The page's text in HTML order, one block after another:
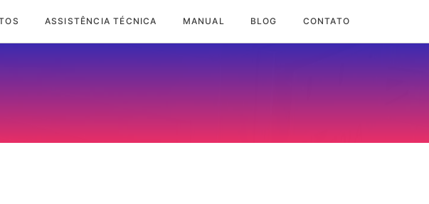
ASSISTÊNCIA TÉCNICA MANUAL BLOG CONTATO